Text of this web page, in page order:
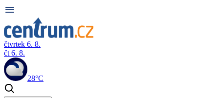
čtvrtek 6. 8.
čt 6. 8.
28°C